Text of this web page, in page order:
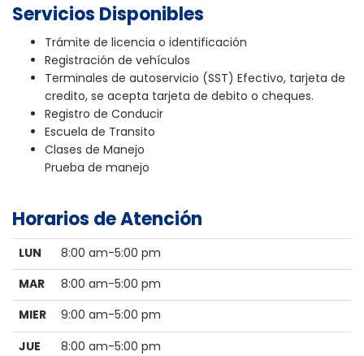
Servicios Disponibles
Trámite de licencia o identificación
Registración de vehículos
Terminales de autoservicio (SST) Efectivo, tarjeta de
credito, se acepta tarjeta de debito o cheques.
Registro de Conducir
Escuela de Transito
Clases de Manejo
Prueba de manejo
Horarios de Atención
LUN
8:00 am-5:00 pm
MAR
8:00 am-5:00 pm
MIER
9:00 am-5:00 pm
JUE
8:00 am-5:00 pm